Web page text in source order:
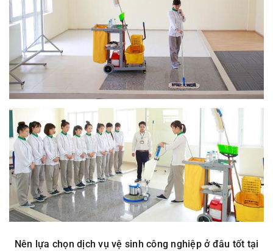
Nên lựa chọn dịch vụ vệ sinh công nghiệp ở đâu tốt tại